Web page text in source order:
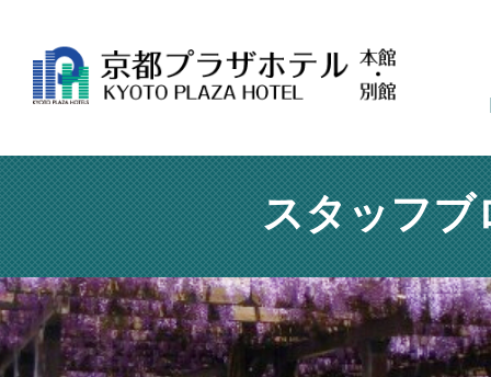
スタッフブ